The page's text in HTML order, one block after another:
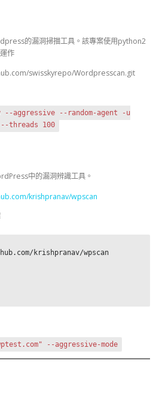
的漏洞掃描工具。該專案使用python2
作
swisskyrepo/Wordpresscan.git
--aggressive --random-agent -u
threads 100
中的漏洞辨識工具。
krishpranav/wpscan
krishpranav/wpscan
--aggressive-mode